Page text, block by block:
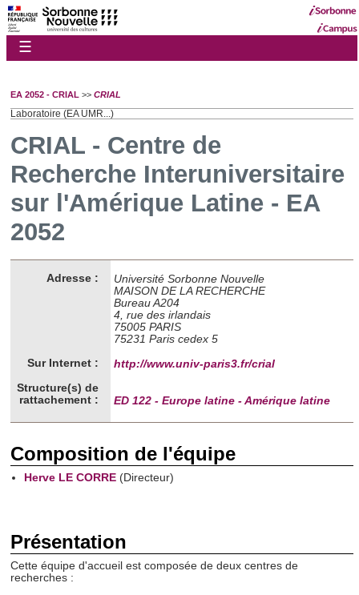
☰
EA 2052 - CRIAL >> CRIAL
Laboratoire (EA UMR...)
CRIAL - Centre de
Recherche Interuniversitaire
sur l'Amérique Latine - EA
2052
Adresse :
Université Sorbonne Nouvelle
MAISON DE LA RECHERCHE
Bureau A204
4, rue des irlandais
75005 PARIS
75231 Paris cedex 5
Sur Internet :
http://www.univ-paris3.fr/crial
Structure(s) de
rattachement :
ED 122 - Europe latine - Amérique latine
Composition de l'équipe
Herve LE CORRE (Directeur)
Présentation
Cette équipe d'accueil est composée de deux centres de
recherches :